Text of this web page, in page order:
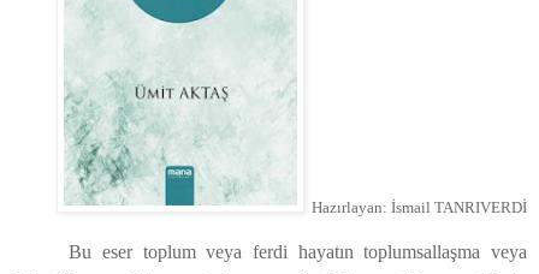
Hazırlayan: İsmail TANRIVERDİ
Bu eser toplum veya ferdi hayatın toplumsallaşma veya